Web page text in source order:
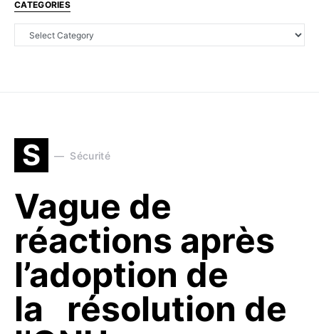
CATEGORIES
S Sécurité
Vague de
réactions après
l’adoption de
la résolution de